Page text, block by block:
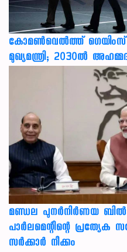
കോമൺവെൽത്ത് ഗെയിംസ്
മുഖ്യമന്ത്രി; 2030ൽ
മണ്ഡല പുനർനിർണയ
പാർലമെന്റിന്റെ പ്രത്യേക
സർക്കാർ നീക്കം